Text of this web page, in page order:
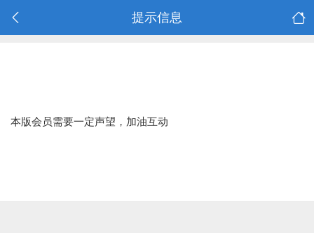
提示信息
本版会员需要一定声望，加油互动